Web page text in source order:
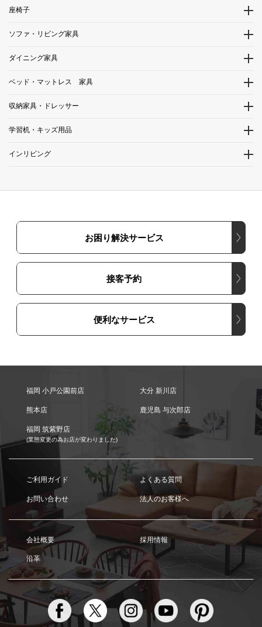
座椅子
ソファ・リビング家具
ダイニング家具
ベッド・マットレス 家具
収納家具・ドレッサー
学習机・キッズ用品
インリビング
お困り解決サービス
接客予約
便利なサービス
福岡 小戸公園前店 大分 新川店
熊本店 鹿児島 与次郎店
福岡 筑紫野店
(業態変更の為お店が変わりました)
ご利用ガイド よくある質問
お問い合わせ 法人のお客様へ
会社概要 採用情報
沿革